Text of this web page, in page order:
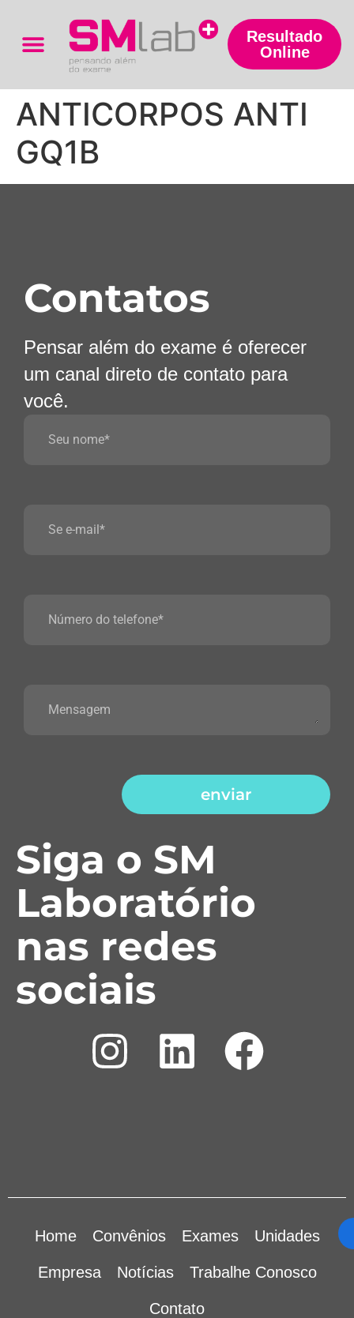
Resultado
Online
ANTICORPOS ANTI
GQ1B
Contatos
Pensar além do exame é oferecer
um canal direto de contato para
você.
enviar
Siga o SM
Laboratório
nas redes
sociais
Home Convênios Exames Unidades
Empresa Notícias Trabalhe Conosco
Contato